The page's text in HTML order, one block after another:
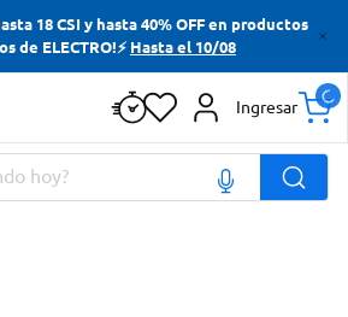
18 CSI y hasta 40% OFF en productos
de ELECTRO!⚡ Hasta el 10/08
Ingresar
buscados
buscados